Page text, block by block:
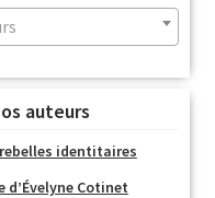
auteurs
identitaires
d’Évelyne Cotinet